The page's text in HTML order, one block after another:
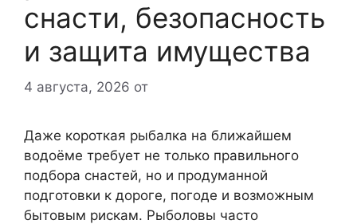
снасти, безопасность
и защита имущества
4 августа, 2026 от
Даже короткая рыбалка на ближайшем
водоёме требует не только правильного
подбора снастей, но и продуманной
подготовки к дороге, погоде и возможным
бытовым рискам. Рыболовы часто